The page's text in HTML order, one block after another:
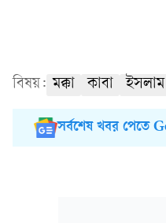
বিষয়: মক্কা কাবা ইসলাম
সর্বশেষ খবর পেতে